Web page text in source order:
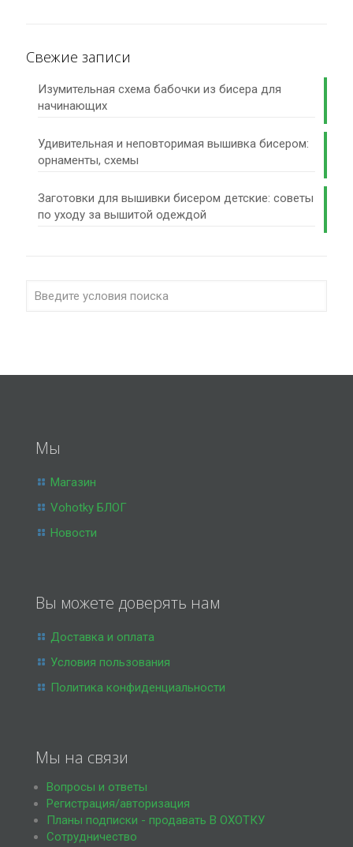
Свежие записи
Изумительная схема бабочки из бисера для
начинающих
Удивительная и неповторимая вышивка бисером:
орнаменты, схемы
Заготовки для вышивки бисером детские: советы
по уходу за вышитой одеждой
Мы
Магазин
Vohotky БЛОГ
Новости
Вы можете доверять нам
Доставка и оплата
Условия пользования
Политика конфиденциальности
Мы на связи
Вопросы и ответы
Регистрация/авторизация
Планы подписки - продавать В ОХОТКУ
Сотрудничество